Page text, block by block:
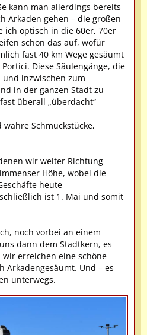
kann man allerdings bereits
Arkaden gehen – die großen
ich optisch in die 60er, 70er
schon das auf, wofür
fast 40 km Wege gesäumt
Diese Säulengänge, die
und inzwischen zum
in der ganzen Stadt zu
überall „überdacht“
Schmuckstücke,
wir weiter Richtung
Höhe, wobei die
heute
ist 1. Mai und somit
noch vorbei an einem
dann dem Stadtkern, es
erreichen eine schöne
Arkadengesäumt. Und – es
unterwegs.